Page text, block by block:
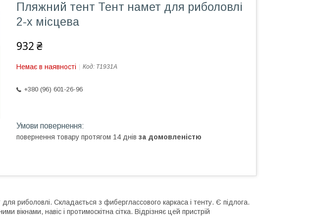
Пляжний тент Тент намет для риболовлі
2-х місцева
932 ₴
Немає в наявності Код: Т1931А
+380 (96) 601-26-96
повернення товару протягом 14 днів за домовленістю
риболовлі. Складається з фиберглассового каркаса і тенту. Є підлога.
вікнами, навіс і протимоскітна сітка. Відрізняє цей пристрій